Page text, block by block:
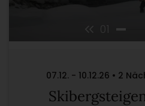
01
07.12. - 10.12.26 • 2